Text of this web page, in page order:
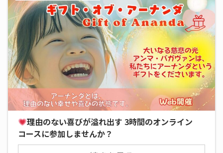
理由のない喜びが溢れ出す 3時間のオンライン
コースに参加しませんか？